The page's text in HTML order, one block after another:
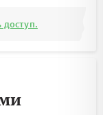
доступ.